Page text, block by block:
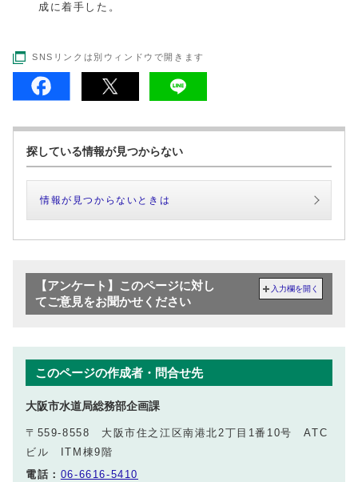
成に着手した。
SNSリンクは別ウィンドウで開きます
探している情報が見つからない
情報が見つからないときは
【アンケート】このページに対し
てご意見をお聞かせください
入力欄を開く
このページの作成者・問合せ先
大阪市水道局総務部企画課
〒559-8558 大阪市住之江区南港北2丁目1番10号 ATC
ビル ITM棟9階
電話： 06-6616-5410